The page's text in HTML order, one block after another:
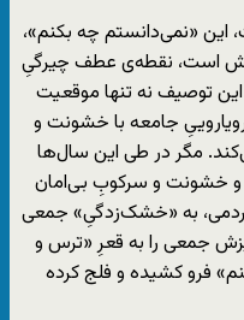
«نمی‌دانستم چه بکنم»،
است، نقطه‌ی عطف چیرگیِ
این توصیف نه تنها موقعیت
جامعه با خشونت و
مگر در طی این سال‌ها
خشونت و سرکوبِ بی‌امان
به «خشک‌زدگیِ» جمعی
جمعی را به قعرِ «ترس و
فرو کشیده و فلج کرده